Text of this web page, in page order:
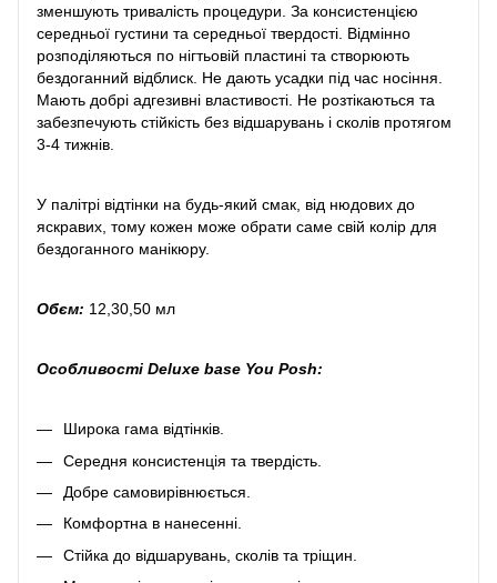
зменшують тривалість процедури. За консистенцією
середньої густини та середньої твердості. Відмінно
розподіляються по нігтьовій пластині та створюють
бездоганний відблиск. Не дають усадки під час носіння.
Мають добрі адгезивні властивості. Не розтікаються та
забезпечують стійкість без відшарувань і сколів протягом
3-4 тижнів.
У палітрі відтінки на будь-який смак, від нюдових до
яскравих, тому кожен може обрати саме свій колір для
бездоганного манікюру.
Обєм: 12,30,50 мл
Особливості Deluxe base You Posh:
Широка гама відтінків.
Середня консистенція та твердість.
Добре самовирівнюється.
Комфортна в нанесенні.
Стійка до відшарувань, сколів та тріщин.